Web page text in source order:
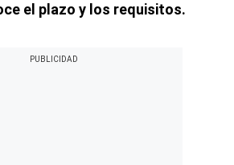
el plazo y los requisitos.